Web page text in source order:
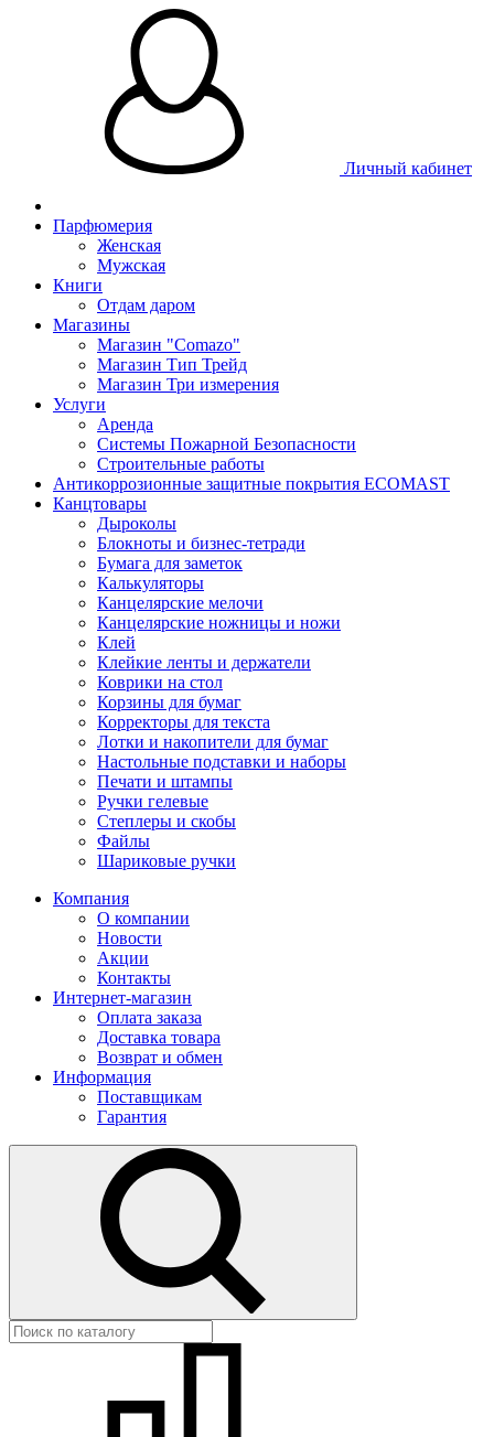
Личный кабинет
Парфюмерия
Женская
Мужская
Книги
Отдам даром
Магазины
Магазин "Comazo"
Магазин Тип Трейд
Магазин Три измерения
Услуги
Аренда
Системы Пожарной Безопасности
Строительные работы
Антикоррозионные защитные покрытия ECOMAST
Канцтовары
Дыроколы
Блокноты и бизнес-тетради
Бумага для заметок
Калькуляторы
Канцелярские мелочи
Канцелярские ножницы и ножи
Клей
Клейкие ленты и держатели
Коврики на стол
Корзины для бумаг
Корректоры для текста
Лотки и накопители для бумаг
Настольные подставки и наборы
Печати и штампы
Ручки гелевые
Степлеры и скобы
Файлы
Шариковые ручки
Компания
О компании
Новости
Акции
Контакты
Интернет-магазин
Оплата заказа
Доставка товара
Возврат и обмен
Информация
Поставщикам
Гарантия